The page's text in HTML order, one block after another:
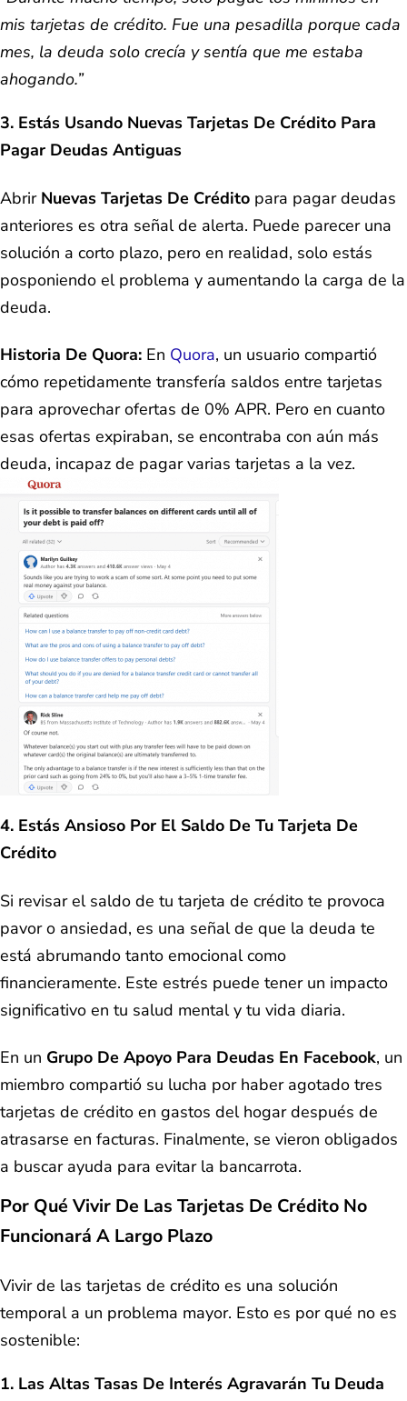
mis tarjetas de crédito. Fue una pesadilla porque cada
mes, la deuda solo crecía y sentía que me estaba
ahogando.”
3. Estás Usando Nuevas Tarjetas De Crédito Para
Pagar Deudas Antiguas
Abrir Nuevas Tarjetas De Crédito para pagar deudas
anteriores es otra señal de alerta. Puede parecer una
solución a corto plazo, pero en realidad, solo estás
posponiendo el problema y aumentando la carga de la
deuda.
Historia De Quora: En Quora, un usuario compartió
cómo repetidamente transfería saldos entre tarjetas
para aprovechar ofertas de 0% APR. Pero en cuanto
esas ofertas expiraban, se encontraba con aún más
deuda, incapaz de pagar varias tarjetas a la vez.
4. Estás Ansioso Por El Saldo De Tu Tarjeta De
Crédito
Si revisar el saldo de tu tarjeta de crédito te provoca
pavor o ansiedad, es una señal de que la deuda te
está abrumando tanto emocional como
financieramente. Este estrés puede tener un impacto
significativo en tu salud mental y tu vida diaria.
En un Grupo De Apoyo Para Deudas En Facebook, un
miembro compartió su lucha por haber agotado tres
tarjetas de crédito en gastos del hogar después de
atrasarse en facturas. Finalmente, se vieron obligados
a buscar ayuda para evitar la bancarrota.
Por Qué Vivir De Las Tarjetas De Crédito No
Funcionará A Largo Plazo
Vivir de las tarjetas de crédito es una solución
temporal a un problema mayor. Esto es por qué no es
sostenible:
1. Las Altas Tasas De Interés Agravarán Tu Deuda